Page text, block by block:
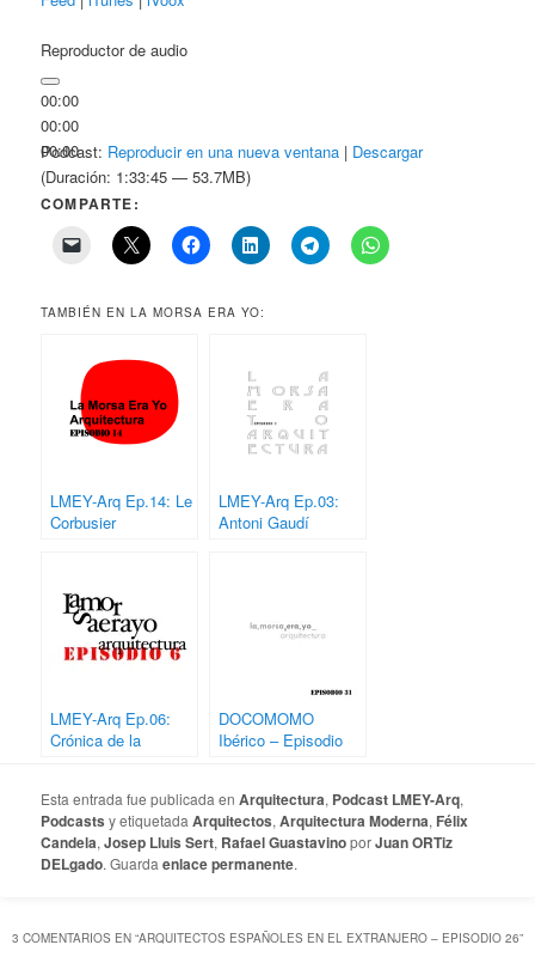
Reproductor de audio
00:00
00:00
00:00
Podcast: Reproducir en una nueva ventana | Descargar
(Duración: 1:33:45 — 53.7MB)
COMPARTE:
TAMBIÉN EN LA MORSA ERA YO:
LMEY-Arq Ep.14: Le
Corbusier
LMEY-Arq Ep.03:
Antoni Gaudí
LMEY-Arq Ep.06:
Crónica de la
DOCOMOMO
Ibérico – Episodio
Esta entrada fue publicada enArquitectura, Podcast LMEY-Arq,
Podcasts y etiquetadaArquitectos,Arquitectura Moderna, Félix
Candela,Josep Lluis Sert, Rafael GuastavinoporJuan ORTiz
DELgado. Guardaenlace permanente.
3 COMENTARIOS EN “ARQUITECTOS ESPAÑOLES EN EL EXTRANJERO – EPISODIO 26”